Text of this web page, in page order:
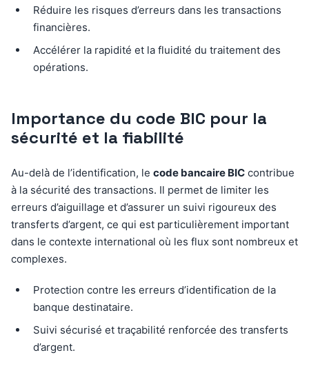
Réduire les risques d’erreurs dans les transactions
financières.
Accélérer la rapidité et la fluidité du traitement des
opérations.
Importance du code BIC pour la
sécurité et la fiabilité
Au-delà de l’identification, le code bancaire BIC contribue
à la sécurité des transactions. Il permet de limiter les
erreurs d’aiguillage et d’assurer un suivi rigoureux des
transferts d’argent, ce qui est particulièrement important
dans le contexte international où les flux sont nombreux et
complexes.
Protection contre les erreurs d’identification de la
banque destinataire.
Suivi sécurisé et traçabilité renforcée des transferts
d’argent.